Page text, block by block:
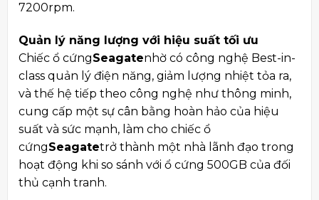
7200rpm.
Quản lý năng lượng với hiệu suất tối ưu
Chiếc ổ cứngSeagatenhờ có công nghệ Best-in-
class quản lý điện năng, giảm lượng nhiệt tỏa ra,
và thế hệ tiếp theo công nghệ như thông minh,
cung cấp một sự cân bằng hoàn hảo của hiệu
suất và sức mạnh, làm cho chiếc ổ
cứngSeagatetrở thành một nhà lãnh đạo trong
hoạt động khi so sánh với ổ cứng 500GB của đối
thủ cạnh tranh.